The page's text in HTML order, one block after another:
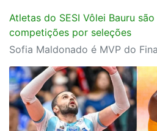
Atletas do SESI Vôlei Bauru
competições por seleções